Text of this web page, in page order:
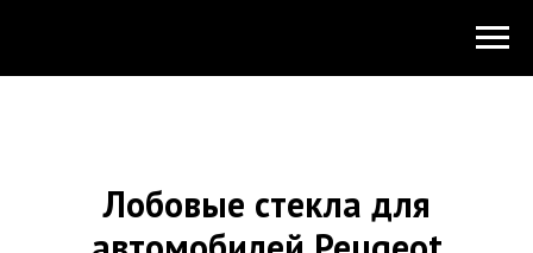
Лобовые стекла для